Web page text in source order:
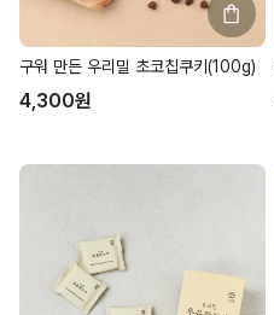
구워 만든 우리밀 초코칩쿠키(100g)
4,300원